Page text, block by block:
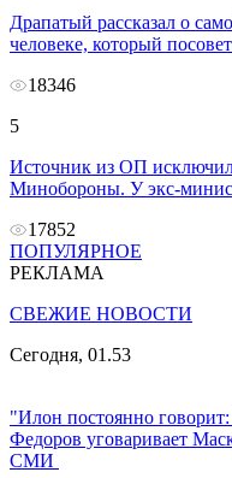
Драпатый рассказал о
человеке, который
18346
5
Источник из ОП
Минобороны. У экс-
17852
ПОПУЛЯРНОЕ
РЕКЛАМА
СВЕЖИЕ НОВОСТИ
Сегодня, 01.53
"Илон постоянно
Федоров уговаривает
СМИ